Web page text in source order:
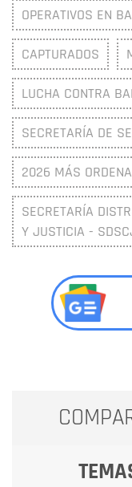
OPERATIVOS EN
CAPTURADOS
LUCHA CONTRA
SECRETARÍA DE
2026 MÁS
SECRETARÍA
Y JUSTICIA -